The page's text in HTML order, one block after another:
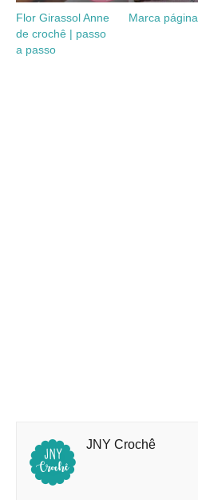
Flor Girassol Anne
de crochê | passo
a passo
Marca página
JNY Crochê